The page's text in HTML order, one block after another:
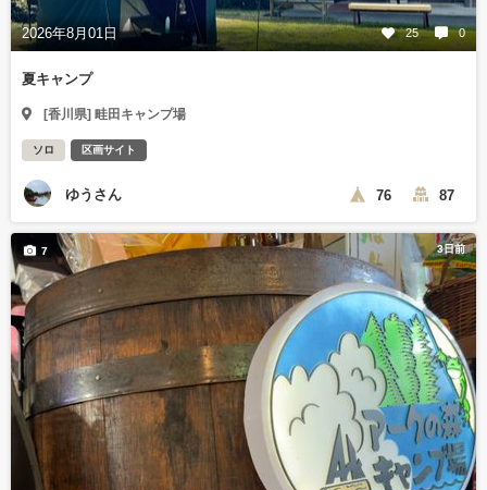
2026年8月01日 25 0
夏キャンプ
[香川県] 畦田キャンプ場
ソロ 区画サイト
ゆうさん 76 87
3日前
7